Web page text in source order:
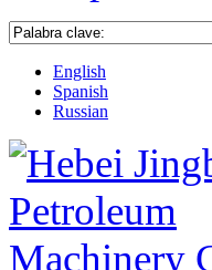
English
Spanish
Russian